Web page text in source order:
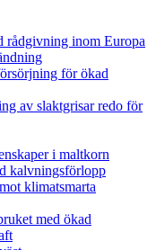
rådgivning inom Europa
för ökad
av slaktgrisar redo för
i maltkorn
kalvningsförlopp
klimatsmarta
med ökad